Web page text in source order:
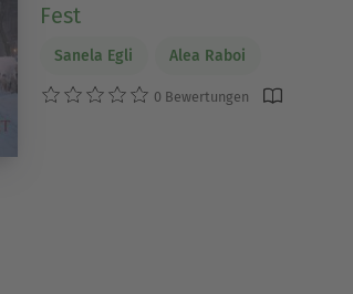
Fest
Sanela Egli Alea Raboi
0 Bewertungen